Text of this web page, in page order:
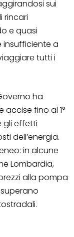
sui
rincari
e quasi
insufficiente a
tutti i
ha
fino al 1°
gli effetti
dell’energia.
in alcune
Lombardia,
alla pompa